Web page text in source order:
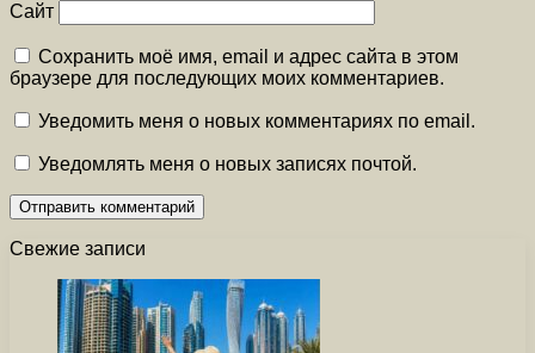
Сайт
Сохранить моё имя, email и адрес сайта в этом
браузере для последующих моих комментариев.
Уведомить меня о новых комментариях по email.
Уведомлять меня о новых записях почтой.
Свежие записи